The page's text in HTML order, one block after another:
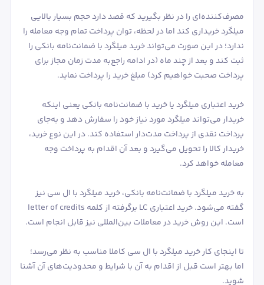
مصرف‌کننده‌ای را در نظر بگیرید که قصد دارد حجم بسیار بالایی
میلگرد خریداری کند اما در لحظه، توان پرداخت تمام وجه معامله را
ندارد؛ در این صورت می‌تواند خرید میلگرد با ضمانت‌نامه بانکی را
ثبت کند و بعد از چند ماه (در ادامه راجع‌به مدت زمان مجاز برای
پرداخت صحبت خواهیم کرد) مبلغ خرید را پرداخت نماید.
خرید اعتباری میلگرد یا خرید با ضمانت‌نامه بانکی یعنی اینکه
خریدار می‌تواند میلگرد مورد نیاز خود را سفارش دهد و به‌جای
پرداخت نقدی از پرداخت مدت‌دار استفاده کند. در این نوع خرید،
خریدار کالا را تحویل می‌گیرد و بعد آن اقدام به پرداخت وجه
معامله خواهد کرد.
به خرید میلگرد با ضمانت‌نامه بانکی، خرید میلگرد با ال سی نیز
گفته می‌شود. خرید اعتباری LC برگرفته از کلمه letter of credits
است. این روش خرید در معاملات بین‌المللی نیز قابل انجام است.
تا اینجای کار خرید میلگرد با ال سی کاملا مناسب به نظر می‌رسد؛
اما بهتر است قبل از اقدام به آن با شرایط و محدودیت‌های آن آشنا
شوید.